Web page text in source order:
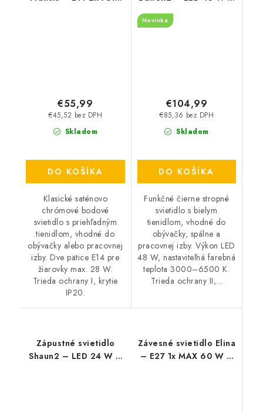
Skladom
€45,52 bez DPH
€55,99
DO KOŠÍKA
Klasické saténovo
chrómové bodové
svietidlo s priehľadným
tienidlom, vhodné do
obývačky alebo pracovnej
izby. Dve pätice E14 pre
žiarovky max. 28 W.
Trieda ochrany I, krytie
IP20.
Novinka
Skladom
€85,36 bez DPH
€104,99
DO KOŠÍKA
Funkčné čierne stropné
svietidlo s bielym
tienidlom, vhodné do
obývačky, spálne a
pracovnej izby. Výkon LED
48 W, nastaviteľná farebná
teplota 3000–6500 K.
Trieda ochrany II,...
Zápustné svietidlo
Shaun2 – LED 24 W –
Závesné svietidlo Elina
– E27 1x MAX 60 W –